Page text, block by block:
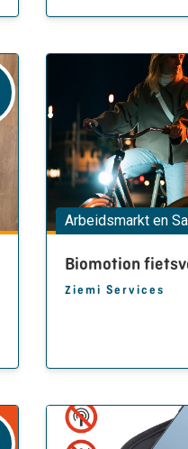
Biomotion
Ziemi Services
Arbeidsmarkt en